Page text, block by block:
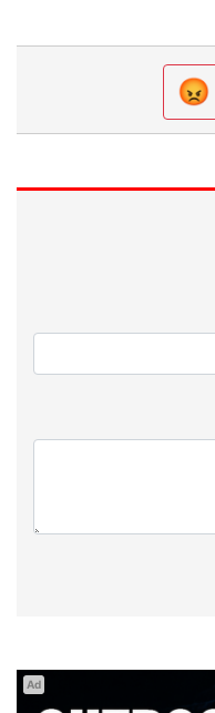
😡
Ad